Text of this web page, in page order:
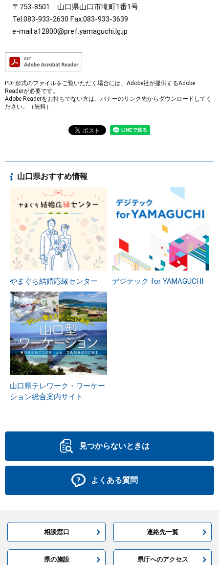
〒753-8501 山口県山口市滝町1番1号
Tel:083-933-2630 Fax:083-933-3639​
e-mail:a12800@pref.yamaguchi.lg.jp
PDF形式のファイルをご覧いただく場合には、Adobe社が提供するAdobe
Readerが必要です。
Adobe Readerをお持ちでない方は、バナーのリンク先からダウンロードしてく
ださい。（無料）
山口県おすすめ情報
やまぐち結婚応縁センター デジテック for YAMAGUCHI
山口県テレワーク・ワーケー
ション総合案内サイト
見つからないときは
よくある質問
相談窓口 連絡先一覧
県の施設 県庁へのアクセス